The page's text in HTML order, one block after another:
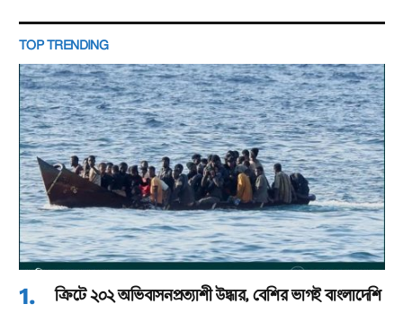
TOP TRENDING
ক্রিটে ২০২ অভিবাসনপ্রত্যাশী উদ্ধার, বেশির ভাগই বাংলাদেশি